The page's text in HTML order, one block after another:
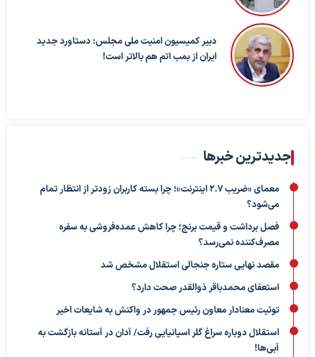
دبیر کمیسیون امنیت ملی مجلس: دستاورد جدید
ایران از بمب اتم هم بالاتر است!
جدیدترین خبرها
معمای «ضریب ۲.۷ اینترنت»؛ چرا بسته کاربران زودتر از انتظار تمام
می‌شود؟
فصل برداشت و قیمت برنج؛ چرا کاهش عمده‌فروشی به سفره
مصرف‌کننده نمی‌رسد؟
مقصد نهایی ستاره جنجالی استقلال مشخص شد
استعفای محمدباقر ذوالقدر صحت دارد؟
توئیت معنادار معاون رئیس جمهور در واکنش به شایعات اخیر
استقلال دوباره سراغ گلر اسپانیایی رفت/ آدان در آستانه بازگشت به
آبی‌ها!